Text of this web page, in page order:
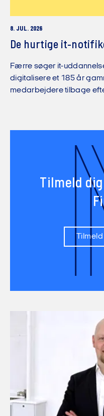
8. JUL. 2026
De hurtige it-
Færre søger it-
digitalisere et 185 år
medarbejdere tilbage
Tilmeld